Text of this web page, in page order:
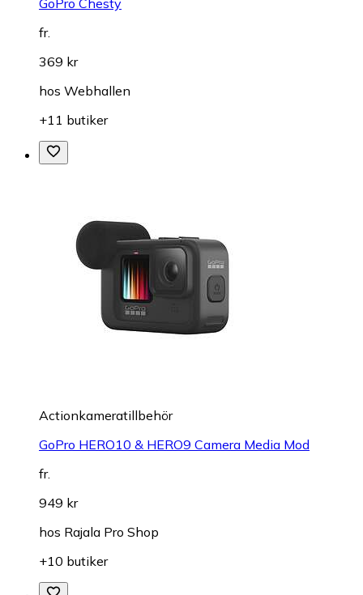
GoPro Chesty
fr.
369 kr
hos Webhallen
+11 butiker
Actionkameratillbehör
GoPro HERO10 & HERO9 Camera Media Mod
fr.
949 kr
hos Rajala Pro Shop
+10 butiker